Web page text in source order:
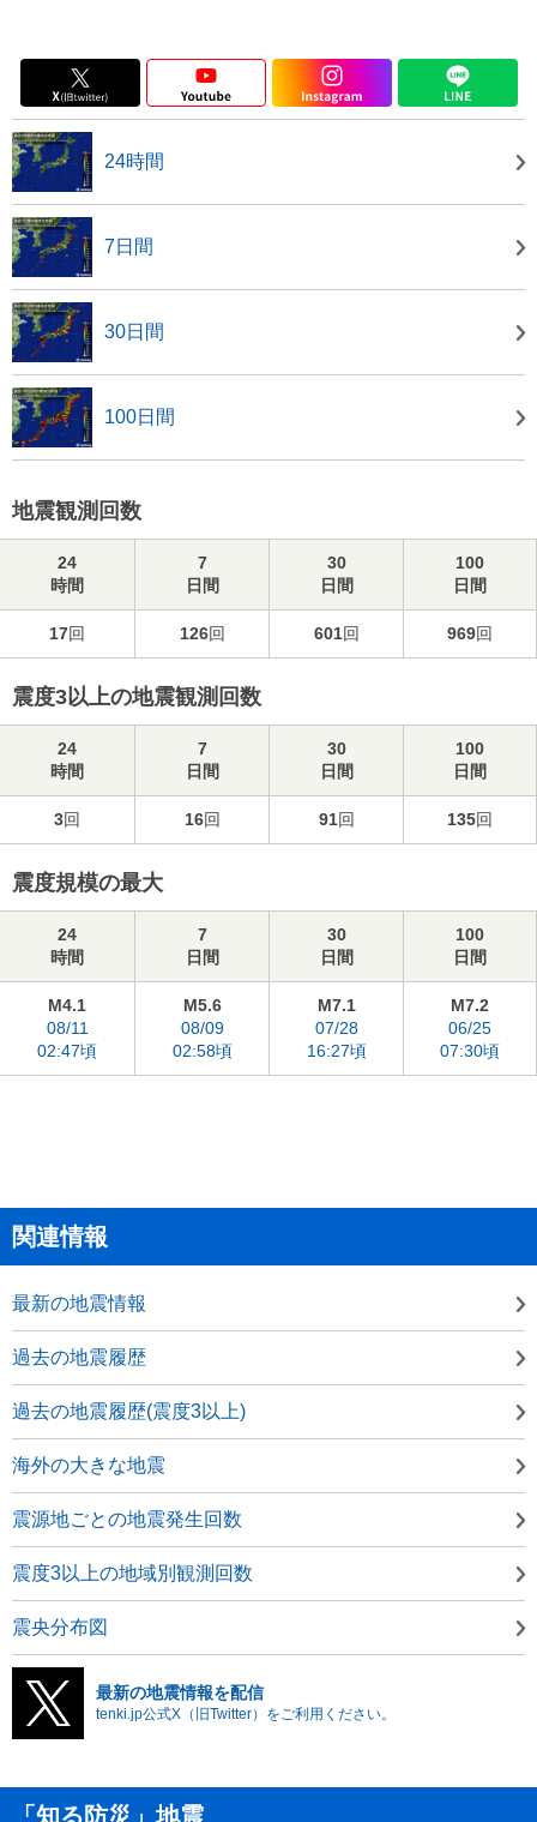
24時間
7日間
30日間
100日間
地震観測回数
24
時間
7
日間
30
日間
100
日間
17回 126回 601回 969回
震度3以上の地震観測回数
24
時間
7
日間
30
日間
100
日間
3回 16回 91回 135回
震度規模の最大
24
時間
7
日間
30
日間
100
日間
M4.1
08/11
02:47頃
M5.6
08/09
02:58頃
M7.1
07/28
16:27頃
M7.2
06/25
07:30頃
関連情報
最新の地震情報
過去の地震履歴
過去の地震履歴(震度3以上)
海外の大きな地震
震源地ごとの地震発生回数
震度3以上の地域別観測回数
震央分布図
最新の地震情報を配信
tenki.jp公式X（旧Twitter）をご利用ください。
「知る防災」地震